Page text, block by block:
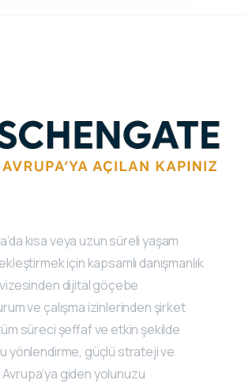
kısa veya uzun süreli yaşam
için kapsamlı danışmanlık
dijital göçebe
ve çalışma izinlerinden şirket
süreci şeffaf ve etkin şekilde
yönlendirme, güçlü strateji ve
giden yolunuzu